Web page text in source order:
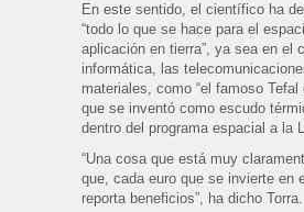
En este sentido, el científico ha
“todo lo que se hace para el
aplicación en tierra”, ya sea en el
informática, las
materiales, como “el famoso
que se inventó como escudo
dentro del programa espacial a la
“Una cosa que está muy
que, cada euro que se invierte en
reporta beneficios”, ha dicho Torra.